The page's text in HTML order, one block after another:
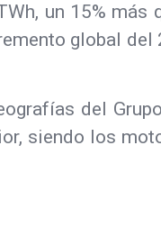
un 15%
global
del
siendo los